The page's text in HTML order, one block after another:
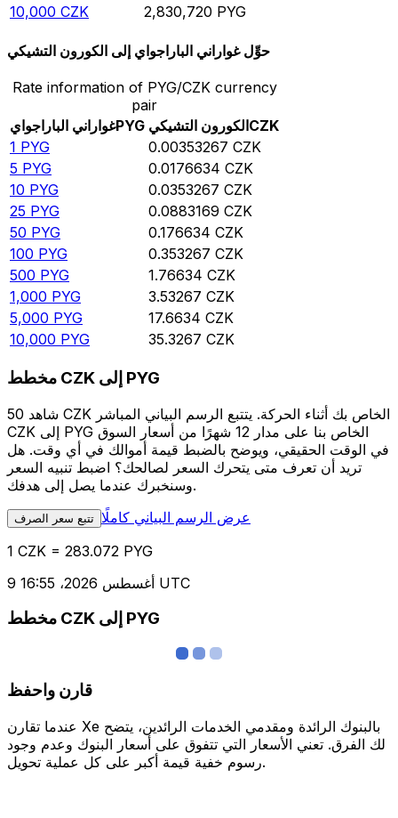
10,000 CZK 2,830,720 PYG
حوِّل غواراني الباراجواي إلى الكورون التشيكي
Rate information of PYG/CZK currency
pair
غواراني الباراجوايPYG الكورون التشيكيCZK
1 PYG 0.00353267 CZK
5 PYG 0.0176634 CZK
10 PYG 0.0353267 CZK
25 PYG 0.0883169 CZK
50 PYG 0.176634 CZK
100 PYG 0.353267 CZK
500 PYG 1.76634 CZK
1,000 PYG 3.53267 CZK
5,000 PYG 17.6634 CZK
10,000 PYG 35.3267 CZK
مخطط CZK إلى PYG
شاهد 50 CZK الخاص بك أثناء الحركة. يتتبع الرسم البياني المباشر
CZK إلى PYG الخاص بنا على مدار 12 شهرًا من أسعار السوق
في الوقت الحقيقي، ويوضح بالضبط قيمة أموالك في أي وقت. هل
تريد أن تعرف متى يتحرك السعر لصالحك؟ اضبط تنبيه السعر
وسنخبرك عندما يصل إلى هدفك.
تتبع سعر الصرف عرض الرسم البياني كاملًا
1 CZK = 283.072 PYG
9 أغسطس 2026، 16:55 UTC
مخطط CZK إلى PYG
قارن واحفظ
عندما تقارن Xe بالبنوك الرائدة ومقدمي الخدمات الرائدين، يتضح
لك الفرق. تعني الأسعار التي تتفوق على أسعار البنوك وعدم وجود
رسوم خفية قيمة أكبر على كل عملية تحويل.